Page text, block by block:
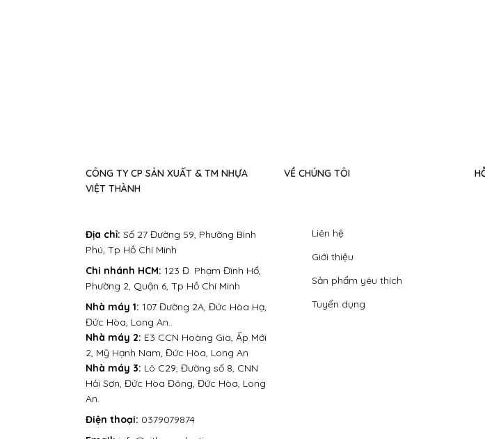
VỀ CHÚNG TÔI
Liên hệ
Giới thiệu
Sản phẩm yêu thích
Tuyển dụng
Địa chỉ: Số 27 Đường 59, Phường Bình
Phú, Tp Hồ Chí Minh
Điện thoại: 0379079874
CÔNG TY CP SẢN XUẤT & TM NHỰA
VIỆT THÀNH
Nhà máy 1: 107 Đường 2A, Đức Hòa Hạ,
Đức Hòa, Long An..
Nhà máy 2: E3 CCN Hoàng Gia, Ấp Mới
2, Mỹ Hạnh Nam, Đức Hòa, Long An
Nhà máy 3: Lô C29, Đường số 8, CNN
Hải Sơn, Đức Hòa Đông, Đức Hòa, Long
An.
Chi nhánh HCM: 123 Đ. Phạm Đình Hổ,
Phường 2, Quận 6, Tp Hồ Chí Minh